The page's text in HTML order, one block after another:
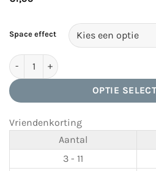
Space effect
Freaky Glasses Classic kartonnen
OPTIE
Vriendenkorting
Aantal
3 - 11